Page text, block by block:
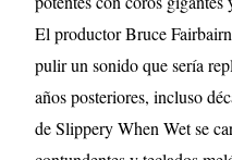
El productor Bruce
pulir un sonido que sería
años posteriores, incluso
de Slippery When Wet se